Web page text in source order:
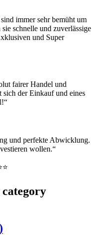
immer sehr bemüht um
schnelle und zuverlässige
und Super
fairer Handel und
der Einkauf und eines
und perfekte Abwicklung.
wollen.“